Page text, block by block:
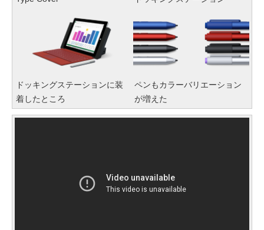
ドッキングステーションに装
着したところ
ペンもカラーバリエーション
が増えた